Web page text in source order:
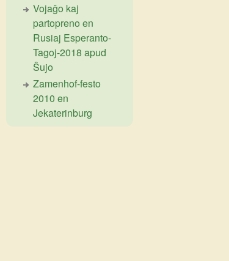
Vojaĝo kaj
partopreno en
Rusiaj Esperanto-
Tagoj-2018 apud
Ŝujo
Zamenhof-festo
2010 en
Jekaterinburg